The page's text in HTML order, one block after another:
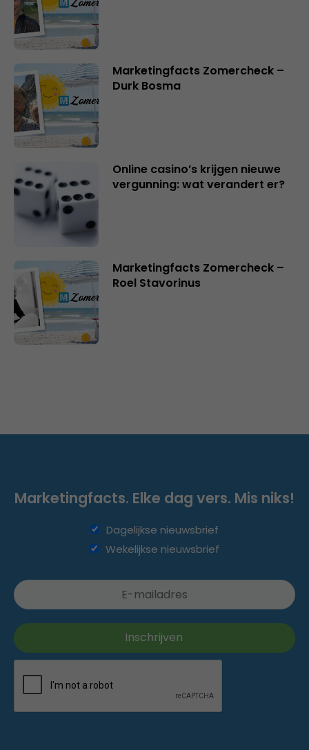
Marketingfacts Zomercheck –
Durk Bosma
Online casino’s krijgen nieuwe
vergunning: wat verandert er?
Marketingfacts Zomercheck –
Roel Stavorinus
Marketingfacts. Elke dag vers. Mis niks!
Dagelijkse nieuwsbrief
Wekelijkse nieuwsbrief